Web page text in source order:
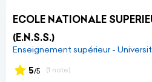
ECOLE NATIONALE
(E.N.S.S.)
Enseignement supérieur -
5/5 (1 note)